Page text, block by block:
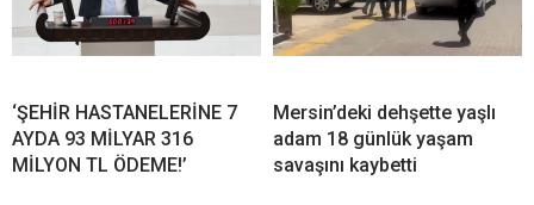
‘ŞEHİR HASTANELERİNE 7
AYDA 93 MİLYAR 316
MİLYON TL ÖDEME!’
Mersin’deki dehşette yaşlı
adam 18 günlük yaşam
savaşını kaybetti